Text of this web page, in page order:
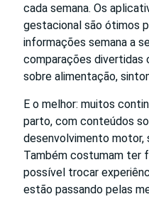
cada semana. Os
gestacional são ótimos
informações semana a
comparações divertidas
sobre alimentação,
E o melhor: muitos
parto, com conteúdos
desenvolvimento motor,
Também costumam ter
possível trocar
estão passando pelas